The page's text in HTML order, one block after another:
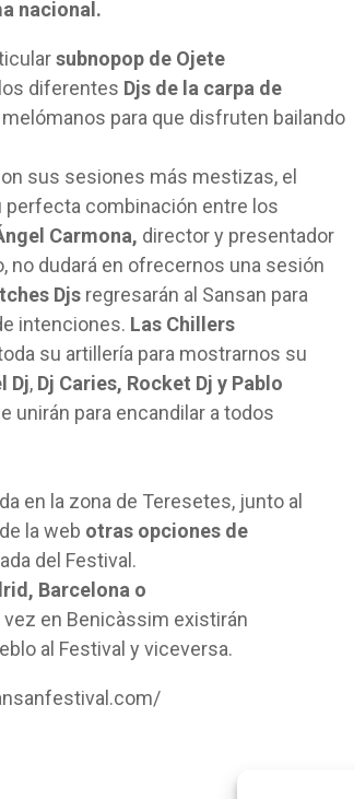
nacional.
subnopop de Ojete
diferentes Djs de la carpa de
para que disfruten bailando
sus sesiones más mestizas, el
combinación entre los
Carmona, director y presentador
no dudará en ofrecernos una sesión
Djs regresarán al Sansan para
intenciones. Las Chillers
su artillería para mostrarnos su
Dj, Dj Caries, Rocket Dj y Pablo
unirán para encandilar a todos
en la zona de Teresetes, junto al
la web otras opciones de
del Festival.
Barcelona o
vez en Benicàssim existirán
al Festival y viceversa.